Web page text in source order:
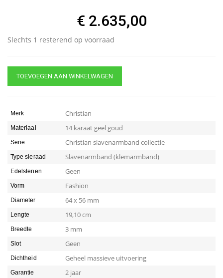
€ 2.635,00
Slechts 1 resterend op voorraad
TOEVOEGEN AAN WINKELWAGEN
Merk Christian
Materiaal 14 karaat geel goud
Serie Christian slavenarmband collectie
Type sieraad Slavenarmband (klemarmband)
Edelstenen Geen
Vorm Fashion
Diameter 64 x 56 mm
Lengte 19,10 cm
Breedte 3 mm
Slot Geen
Dichtheid Geheel massieve uitvoering
Garantie 2 jaar